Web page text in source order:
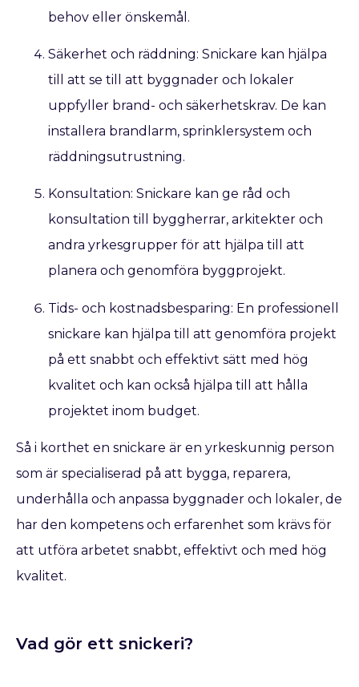
behov eller önskemål.
Säkerhet och räddning: Snickare kan hjälpa
till att se till att byggnader och lokaler
uppfyller brand- och säkerhetskrav. De kan
installera brandlarm, sprinklersystem och
räddningsutrustning.
Konsultation: Snickare kan ge råd och
konsultation till byggherrar, arkitekter och
andra yrkesgrupper för att hjälpa till att
planera och genomföra byggprojekt.
Tids- och kostnadsbesparing: En professionell
snickare kan hjälpa till att genomföra projekt
på ett snabbt och effektivt sätt med hög
kvalitet och kan också hjälpa till att hålla
projektet inom budget.
Så i korthet en snickare är en yrkeskunnig person
som är specialiserad på att bygga, reparera,
underhålla och anpassa byggnader och lokaler, de
har den kompetens och erfarenhet som krävs för
att utföra arbetet snabbt, effektivt och med hög
kvalitet.
Vad gör ett snickeri?